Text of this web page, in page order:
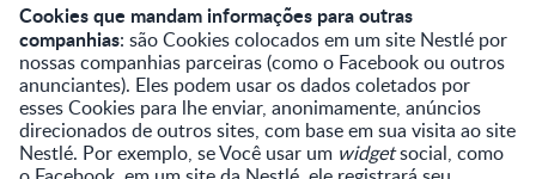
Cookies que mandam informações para outras
companhias: são Cookies colocados em um site Nestlé por
nossas companhias parceiras (como o Facebook ou outros
anunciantes). Eles podem usar os dados coletados por
esses Cookies para lhe enviar, anonimamente, anúncios
direcionados de outros sites, com base em sua visita ao site
Nestlé. Por exemplo, se Você usar um widgetsocial, como